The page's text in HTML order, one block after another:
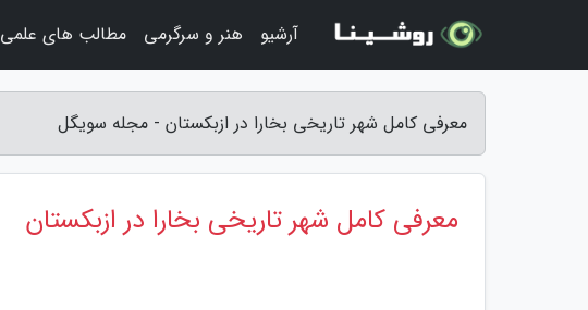
معرفی کامل شهر تاریخی بخارا در ازبکستان - مجله سویگل
معرفی کامل شهر تاریخی بخارا در ازبکستان
آرشیو هنر و سرگرمی مطالب های علمی